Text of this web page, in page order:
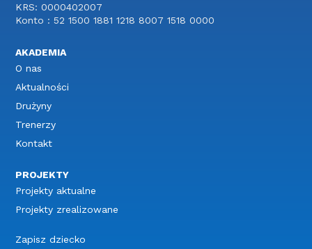
KRS: 0000402007
Konto : 52 1500 1881 1218 8007 1518 0000
AKADEMIA
O nas
Aktualności
Drużyny
Trenerzy
Kontakt
PROJEKTY
Projekty aktualne
Projekty zrealizowane
Zapisz dziecko